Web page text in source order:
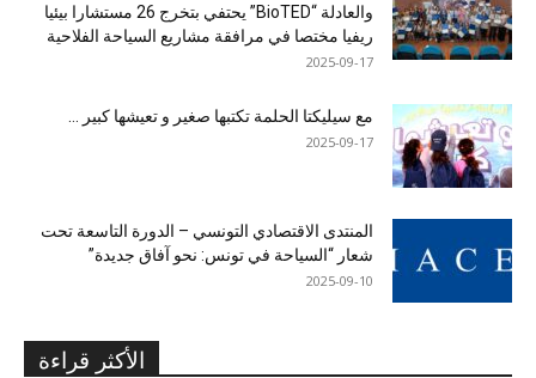
والعادلة “BioTED” يحتفي بتخرج 26 مستشارا بيئيا
ريفيا مختصا في مرافقة مشاريع السياحة الفلاحية
2025-09-17
مع سيليكتا الحلمة تكتبها صغير و تعيشها كبير …
2025-09-17
المنتدى الاقتصادي التونسي – الدورة التاسعة تحت
شعار “السياحة في تونس: نحو آفاق جديدة”
2025-09-10
الأكثر قراءة